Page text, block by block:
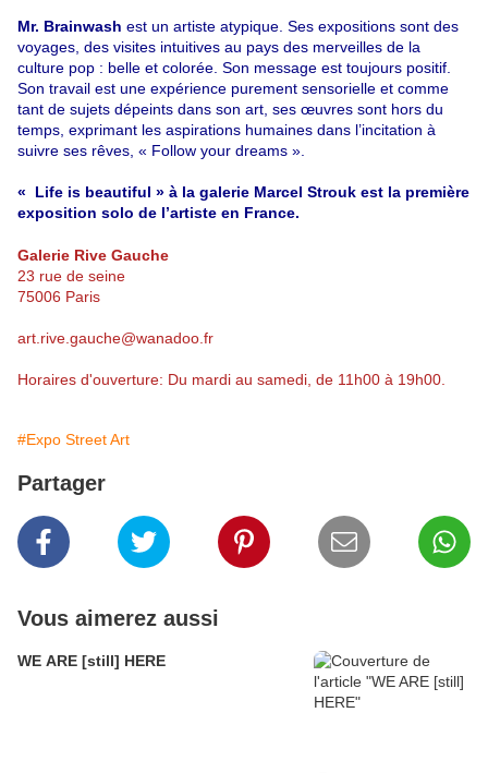
Mr. Brainwash est un artiste atypique. Ses expositions sont des
voyages, des visites intuitives au pays des merveilles de la
culture pop : belle et colorée. Son message est toujours positif.
Son travail est une expérience purement sensorielle et comme
tant de sujets dépeints dans son art, ses œuvres sont hors du
temps, exprimant les aspirations humaines dans l’incitation à
suivre ses rêves, « Follow your dreams ».
« Life is beautiful » à la galerie Marcel Strouk est la première
exposition solo de l’artiste en France.
Galerie Rive Gauche
23 rue de seine
75006 Paris
art.rive.gauche@wanadoo.fr
Horaires d'ouverture: Du mardi au samedi, de 11h00 à 19h00.
#Expo Street Art
Partager
Vous aimerez aussi
WE ARE [still] HERE